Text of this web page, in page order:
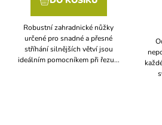
Robustní zahradnické nůžky
určené pro snadné a přesné
stříhání silnějších větví jsou
ideálním pomocníkem při řezu...